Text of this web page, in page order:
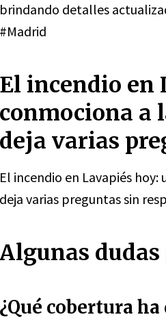
brindando detalles
#Madrid
El incendio en
conmociona a
deja varias
El incendio en Lavapiés
deja varias preguntas sin
Algunas
¿Qué cobertura